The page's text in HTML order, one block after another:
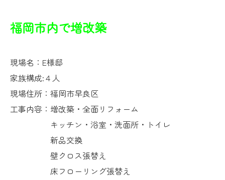
福岡市内で増改築
現場名：E様邸
家族構成:４人
現場住所：福岡市早良区
工事内容：増改築・全面リフォーム
キッチン・浴室・洗面所・トイレ
新品交換
壁クロス張替え
床フローリング張替え